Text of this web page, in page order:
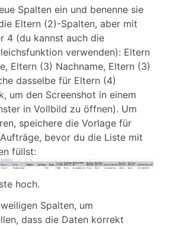
Spalten ein und benenne sie
Eltern (2)-Spalten, aber mit
4 (du kannst auch die
verwenden): Eltern
Eltern (3) Nachname, Eltern (3)
dasselbe für Eltern (4)
um den Screenshot in einem
in Vollbild zu öffnen). Um
speichere die Vorlage für
bevor du die Liste mit
füllst:
hoch.
Spalten, um
dass die Daten korrekt